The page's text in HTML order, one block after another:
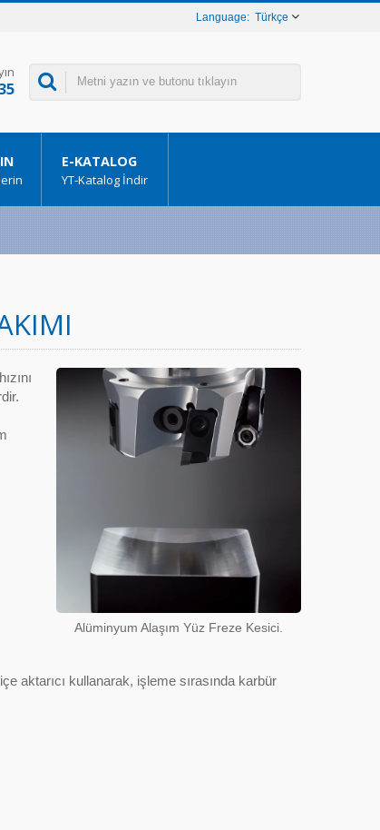
Türkçe
E-KATALOG
YT-Katalog İndir
Alüminyum Alaşım Yüz Freze Kesici.
aktarıcı kullanarak, işleme sırasında karbür